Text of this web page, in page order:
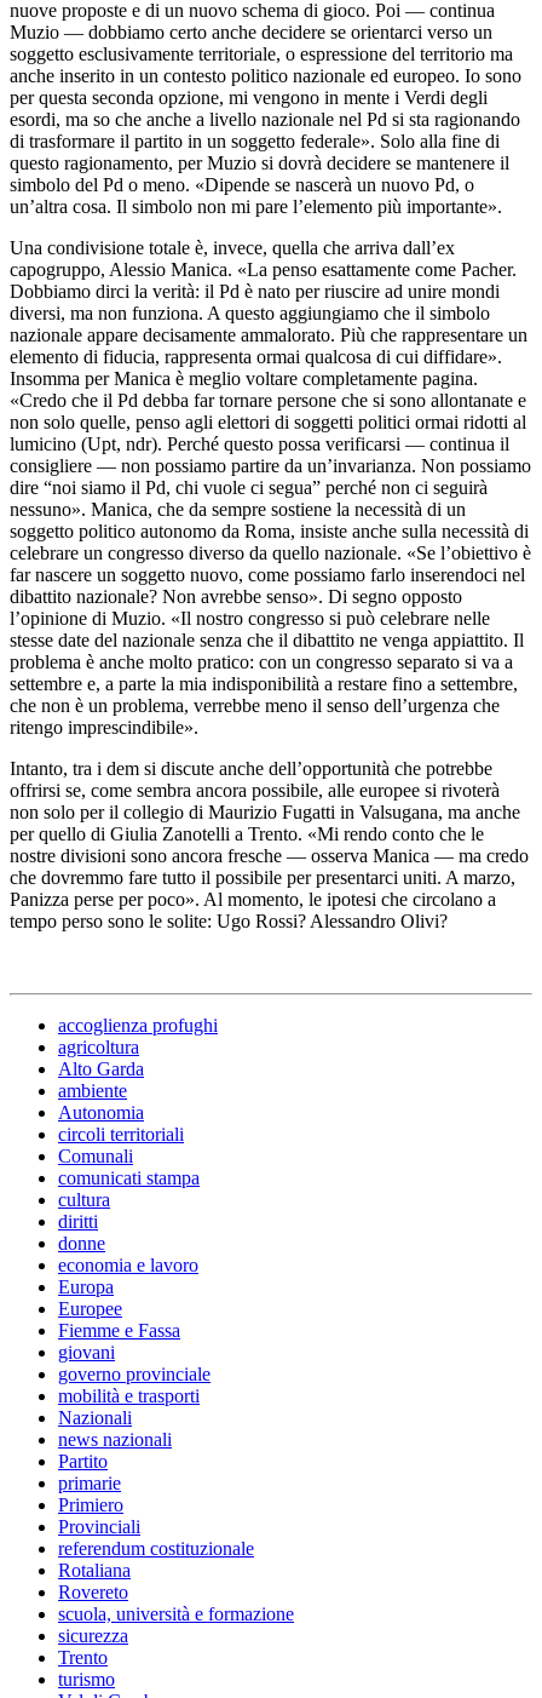
nuove proposte e di un nuovo schema di gioco. Poi — continua
Muzio — dobbiamo certo anche decidere se orientarci verso un
soggetto esclusivamente territoriale, o espressione del territorio ma
anche inserito in un contesto politico nazionale ed europeo. Io sono
per questa seconda opzione, mi vengono in mente i Verdi degli
esordi, ma so che anche a livello nazionale nel Pd si sta ragionando
di trasformare il partito in un soggetto federale». Solo alla fine di
questo ragionamento, per Muzio si dovrà decidere se mantenere il
simbolo del Pd o meno. «Dipende se nascerà un nuovo Pd, o
un’altra cosa. Il simbolo non mi pare l’elemento più importante».
Una condivisione totale è, invece, quella che arriva dall’ex
capogruppo, Alessio Manica. «La penso esattamente come Pacher.
Dobbiamo dirci la verità: il Pd è nato per riuscire ad unire mondi
diversi, ma non funziona. A questo aggiungiamo che il simbolo
nazionale appare decisamente ammalorato. Più che rappresentare un
elemento di fiducia, rappresenta ormai qualcosa di cui diffidare».
Insomma per Manica è meglio voltare completamente pagina.
«Credo che il Pd debba far tornare persone che si sono allontanate e
non solo quelle, penso agli elettori di soggetti politici ormai ridotti al
lumicino (Upt, ndr). Perché questo possa verificarsi — continua il
consigliere — non possiamo partire da un’invarianza. Non possiamo
dire “noi siamo il Pd, chi vuole ci segua” perché non ci seguirà
nessuno». Manica, che da sempre sostiene la necessità di un
soggetto politico autonomo da Roma, insiste anche sulla necessità di
celebrare un congresso diverso da quello nazionale. «Se l’obiettivo è
far nascere un soggetto nuovo, come possiamo farlo inserendoci nel
dibattito nazionale? Non avrebbe senso». Di segno opposto
l’opinione di Muzio. «Il nostro congresso si può celebrare nelle
stesse date del nazionale senza che il dibattito ne venga appiattito. Il
problema è anche molto pratico: con un congresso separato si va a
settembre e, a parte la mia indisponibilità a restare fino a settembre,
che non è un problema, verrebbe meno il senso dell’urgenza che
ritengo imprescindibile».
Intanto, tra i dem si discute anche dell’opportunità che potrebbe
offrirsi se, come sembra ancora possibile, alle europee si rivoterà
non solo per il collegio di Maurizio Fugatti in Valsugana, ma anche
per quello di Giulia Zanotelli a Trento. «Mi rendo conto che le
nostre divisioni sono ancora fresche — osserva Manica — ma credo
che dovremmo fare tutto il possibile per presentarci uniti. A marzo,
Panizza perse per poco». Al momento, le ipotesi che circolano a
tempo perso sono le solite: Ugo Rossi? Alessandro Olivi?
accoglienza profughi
agricoltura
Alto Garda
ambiente
Autonomia
circoli territoriali
Comunali
comunicati stampa
cultura
diritti
donne
economia e lavoro
Europa
Europee
Fiemme e Fassa
giovani
governo provinciale
mobilità e trasporti
Nazionali
news nazionali
Partito
primarie
Primiero
Provinciali
referendum costituzionale
Rotaliana
Rovereto
scuola, università e formazione
sicurezza
Trento
turismo